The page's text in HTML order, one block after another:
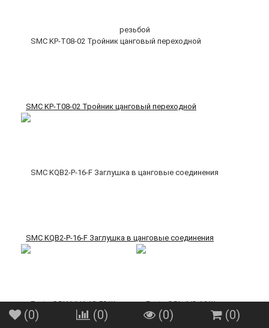
SMC KP-T08-02 Тройник цанговый переходной
SMC KQB2-P-16-F Заглушка в цанговые соединения
(0) (0) (0) (0)